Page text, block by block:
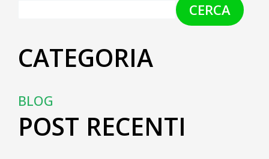
CERCA
CATEGORIA
BLOG
POST RECENTI